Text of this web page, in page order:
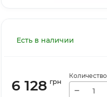
Есть в наличии
6 128 грн
Количество
−